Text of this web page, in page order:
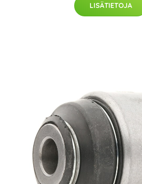
LISÄTIETOJA